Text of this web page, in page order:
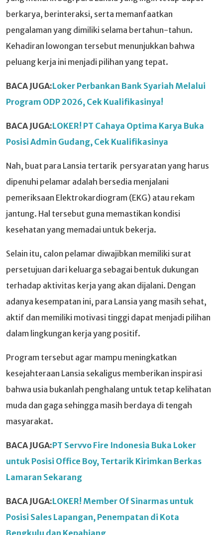
berkarya, berinteraksi, serta memanfaatkan
pengalaman yang dimiliki selama bertahun-tahun.
Kehadiran lowongan tersebut menunjukkan bahwa
peluang kerja ini menjadi pilihan yang tepat.
BACA JUGA:Loker Perbankan Bank Syariah Melalui
Program ODP 2026, Cek Kualifikasinya!
BACA JUGA:LOKER! PT Cahaya Optima Karya Buka
Posisi Admin Gudang, Cek Kualifikasinya
Nah, buat para Lansia tertarik persyaratan yang harus
dipenuhi pelamar adalah bersedia menjalani
pemeriksaan Elektrokardiogram (EKG) atau rekam
jantung. Hal tersebut guna memastikan kondisi
kesehatan yang memadai untuk bekerja.
Selain itu, calon pelamar diwajibkan memiliki surat
persetujuan dari keluarga sebagai bentuk dukungan
terhadap aktivitas kerja yang akan dijalani. Dengan
adanya kesempatan ini, para Lansia yang masih sehat,
aktif dan memiliki motivasi tinggi dapat menjadi pilihan
dalam lingkungan kerja yang positif.
Program tersebut agar mampu meningkatkan
kesejahteraan Lansia sekaligus memberikan inspirasi
bahwa usia bukanlah penghalang untuk tetap kelihatan
muda dan gaga sehingga masih berdaya di tengah
masyarakat.
BACA JUGA:PT Servvo Fire Indonesia Buka Loker
untuk Posisi Office Boy, Tertarik Kirimkan Berkas
Lamaran Sekarang
BACA JUGA:LOKER! Member Of Sinarmas untuk
Posisi Sales Lapangan, Penempatan di Kota
Bengkulu dan Kepahiang